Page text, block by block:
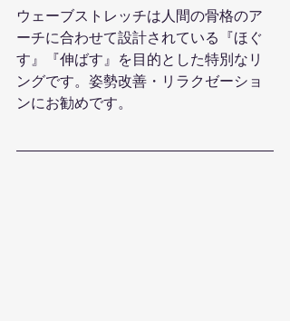
ウェーブストレッチは人間の骨格のア
ーチに合わせて設計されている『ほぐ
す』『伸ばす』を目的とした特別なリ
ングです。姿勢改善・リラクゼーショ
ンにお勧めです。